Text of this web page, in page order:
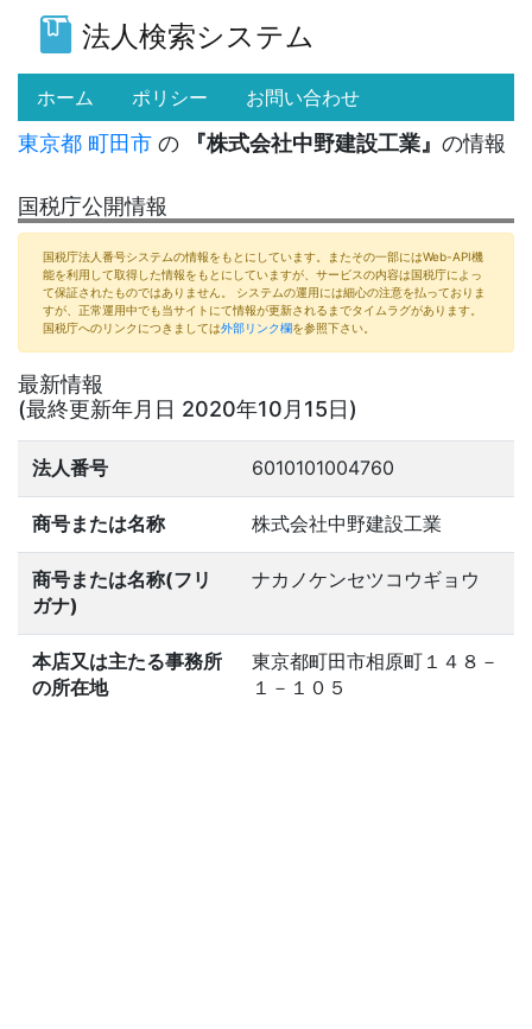
法人検索システム
ホーム (current)
ポリシー お問い合わせ
東京都 町田市 の 『株式会社中野建設工業』 の情報
国税庁公開情報
国税庁法人番号システムの情報をもとにしています。またその一部にはWeb-API機
能を利用して取得した情報をもとにしていますが、サービスの内容は国税庁によっ
て保証されたものではありません。 システムの運用には細心の注意を払っておりま
すが、正常運用中でも当サイトにて情報が更新されるまでタイムラグがあります。
国税庁へのリンクにつきましては外部リンク欄を参照下さい。
最新情報
(最終更新年月日 2020年10月15日)
法人番号 6010101004760
商号または名称 株式会社中野建設工業
商号または名称(フリ
ガナ)
ナカノケンセツコウギョウ
本店又は主たる事務所
の所在地
東京都町田市相原町１４８－
１－１０５